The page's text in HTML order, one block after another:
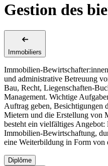
Gestion des
Immobiliers
Immobilien-
und administrative Betreuung
Bau, Recht, Liegenschaften-
Management. Wichtige
Auftrag geben, Besichtigungen
Mietern und die Erstellung von
besteht ein vielfältiges Angebot:
Immobilien-Bewirtschaftung,
eine Weiterbildung in Form
Diplôme